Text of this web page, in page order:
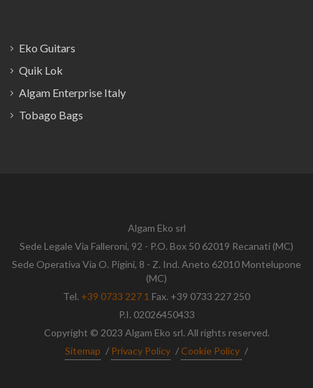
Eko Guitars
Quik Lok
Algam Enterprise Italy
Tobago Bags
Algam Eko srl
Sede Legale Via Falleroni, 92 - P.O. Box 50 62019 Recanati (MC)
Sede Operativa Via O. Pigini, 8 - Z. Ind. Aneto 62010 Montelupone
(MC)
Tel. +39 0733 227 1 Fax. +39 0733 227 250
P.I. 02026450433
Copyright © 2023 Algam Eko srl. All rights reserved.
Sitemap / Privacy Policy / Cookie Policy /